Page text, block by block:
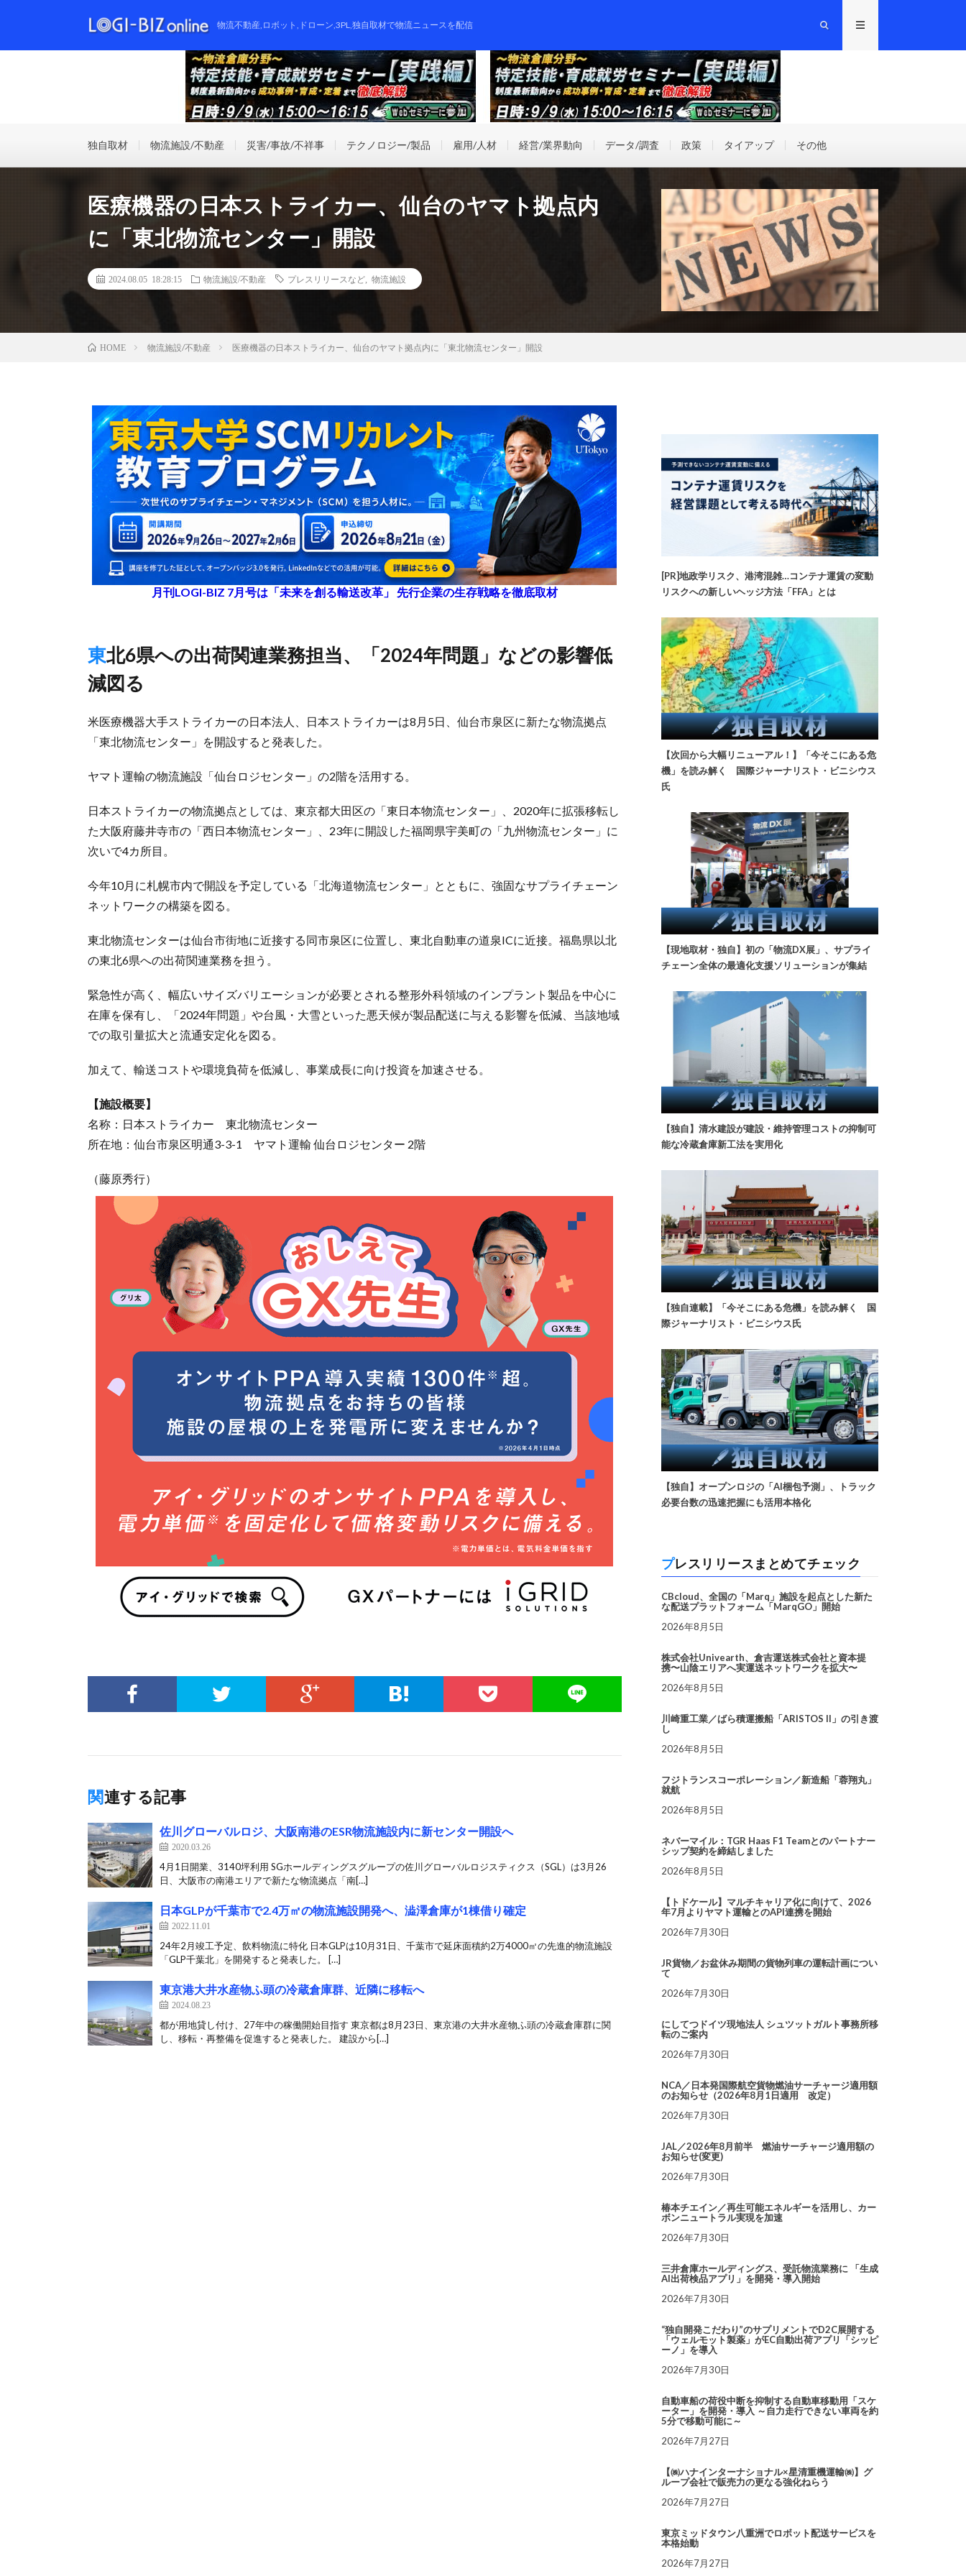
物流不動産,ロボット,ドローン,3PL,独自取材で物流ニュースを配信
独自取材 物流施設/不動産 災害/事故/不祥事 テクノロジー/製品 雇用/人材 経営/業界動向 データ/調査 政策 タイアップ その他
医療機器の日本ストライカー、仙台のヤマト拠点内
に「東北物流センター」開設
2024.08.05 18:28:15 物流施設/不動産 プレスリリースなど 物流施設
HOME 物流施設/不動産 医療機器の日本ストライカー、仙台のヤマト拠点内に「東北物流センター」開設
月刊LOGI-BIZ 7月号は「未来を創る輸送改革」 先行企業の生存戦略を徹底取材
東北6県への出荷関連業務担当、「2024年問題」などの影響低
減図る
米医療機器大手ストライカーの日本法人、日本ストライカーは8月5日、仙台市泉区に新たな物流拠点
「東北物流センター」を開設すると発表した。
ヤマト運輸の物流施設「仙台ロジセンター」の2階を活用する。
日本ストライカーの物流拠点としては、東京都大田区の「東日本物流センター」、2020年に拡張移転し
た大阪府藤井寺市の「西日本物流センター」、23年に開設した福岡県宇美町の「九州物流センター」に
次いで4カ所目。
今年10月に札幌市内で開設を予定している「北海道物流センター」とともに、強固なサプライチェーン
ネットワークの構築を図る。
東北物流センターは仙台市街地に近接する同市泉区に位置し、東北自動車の道泉ICに近接。福島県以北
の東北6県への出荷関連業務を担う。
緊急性が高く、幅広いサイズバリエーションが必要とされる整形外科領域のインプラント製品を中心に
在庫を保有し、「2024年問題」や台風・大雪といった悪天候が製品配送に与える影響を低減、当該地域
での取引量拡大と流通安定化を図る。
加えて、輸送コストや環境負荷を低減し、事業成長に向け投資を加速させる。
【施設概要】
名称：日本ストライカー 東北物流センター
所在地：仙台市泉区明通3-3-1 ヤマト運輸 仙台ロジセンター 2階
（藤原秀行）
関連する記事
佐川グローバルロジ、大阪南港のESR物流施設内に新センター開設へ
2020.03.26
4月1日開業、3140坪利用 SGホールディングスグループの佐川グローバルロジスティクス（SGL）は3月26
日、大阪市の南港エリアで新たな物流拠点「南[…]
日本GLPが千葉市で2.4万㎡の物流施設開発へ、澁澤倉庫が1棟借り確定
2022.11.01
24年2月竣工予定、飲料物流に特化 日本GLPは10月31日、千葉市で延床面積約2万4000㎡の先進的物流施設
「GLP千葉北」を開発すると発表した。 […]
東京港大井水産物ふ頭の冷蔵倉庫群、近隣に移転へ
2024.08.23
都が用地貸し付け、27年中の稼働開始目指す 東京都は8月23日、東京港の大井水産物ふ頭の冷蔵倉庫群に関
し、移転・再整備を促進すると発表した。 建設から[…]
[PR]地政学リスク、港湾混雑…コンテナ運賃の変動
リスクへの新しいヘッジ方法「FFA」とは
【次回から大幅リニューアル！】「今そこにある危
機」を読み解く 国際ジャーナリスト・ビニシウス
氏
【現地取材・独自】初の「物流DX展」、サプライ
チェーン全体の最適化支援ソリューションが集結
【独自】清水建設が建設・維持管理コストの抑制可
能な冷蔵倉庫新工法を実用化
【独自連載】「今そこにある危機」を読み解く 国
際ジャーナリスト・ビニシウス氏
【独自】オープンロジの「AI梱包予測」、トラック
必要台数の迅速把握にも活用本格化
プレスリリースまとめてチェック
CBcloud、全国の「Marq」施設を起点とした新た
な配送プラットフォーム「MarqGO」開始
2026年8月5日
株式会社Univearth、倉吉運送株式会社と資本提
携〜山陰エリアへ実運送ネットワークを拡大〜
2026年8月5日
川崎重工業／ばら積運搬船「ARISTOS II」の引き渡
し
2026年8月5日
フジトランスコーポレーション／新造船「蓉翔丸」
就航
2026年8月5日
ネバーマイル：TGR Haas F1 Teamとのパートナー
シップ契約を締結しました
2026年8月5日
【トドケール】マルチキャリア化に向けて、2026
年7月よりヤマト運輸とのAPI連携を開始
2026年7月30日
JR貨物／お盆休み期間の貨物列車の運転計画につい
て
2026年7月30日
にしてつドイツ現地法人 シュツットガルト事務所移
転のご案内
2026年7月30日
NCA／日本発国際航空貨物燃油サーチャージ適用額
のお知らせ（2026年8月1日適用 改定）
2026年7月30日
JAL／2026年8月前半 燃油サーチャージ適用額の
お知らせ(変更)
2026年7月30日
椿本チエイン／再生可能エネルギーを活用し、カー
ボンニュートラル実現を加速
2026年7月30日
三井倉庫ホールディングス、受託物流業務に 「生成
AI出荷検品アプリ」を開発・導入開始
2026年7月30日
“独自開発こだわり”のサプリメントでD2C展開する
「ウェルモット製薬」がEC自動出荷アプリ「シッピ
ーノ」を導入
2026年7月30日
自動車船の荷役中断を抑制する自動車移動用「スケ
ーター」を開発・導入 ～自力走行できない車両を約
5分で移動可能に～
2026年7月27日
【㈱ハナインターナショナル×星清重機運輸㈱】グ
ループ会社で販売力の更なる強化ねらう
2026年7月27日
東京ミッドタウン八重洲でロボット配送サービスを
本格始動
2026年7月27日